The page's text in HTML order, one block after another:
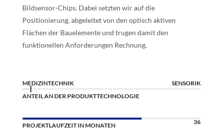
Bildsensor-Chips. Dabei setzten wir auf die
Positionierung, abgeleitet von den optisch aktiven
Flächen der Bauelemente und trugen damit den
funktionellen Anforderungen Rechnung.
MEDIZINTECHNIK
SENSORIK
ANTEIL AN DER PRODUKTTECHNOLOGIE
PROJEKTLAUFZEIT IN MONATEN 36